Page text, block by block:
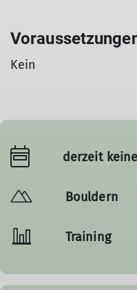
Kein
derzeit
Bouldern
Training